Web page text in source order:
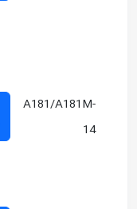
A181/A181M-
14